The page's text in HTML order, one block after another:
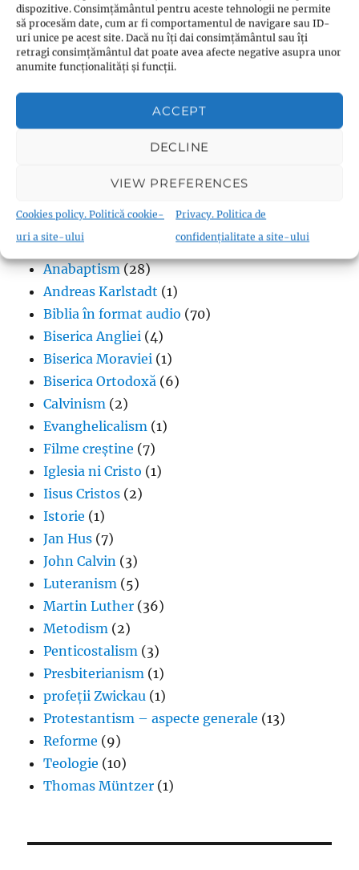
dispozitive. Consimțământul pentru aceste tehnologii ne permite
să procesăm date, cum ar fi comportamentul de navigare sau ID-
uri unice pe acest site. Dacă nu îți dai consimțământul sau îți
retragi consimțământul dat poate avea afecte negative asupra unor
anumite funcționalități și funcții.
ACCEPT
DECLINE
VIEW PREFERENCES
Cookies policy. Politică cookie-
uri a site-ului
Privacy. Politica de
confidențialitate a site-ului
Budismul în Japonia(1)
Interviuri cu Dalai Lama(1)
Meditația budistă(1)
Patriarhi Tiantai(1)
Termeni în budism(8)
Creștinism
Adventism
Anabaptism(28)
Andreas Karlstadt (1)
Biblia în format audio (70)
Biserica Angliei (4)
Biserica Moraviei (1)
Biserica Ortodoxă (6)
Calvinism (2)
Evanghelicalism (1)
Filme creștine (7)
Iglesia ni Cristo (1)
Iisus Cristos (2)
Istorie (1)
Jan Hus (7)
John Calvin (3)
Luteranism (5)
Martin Luther (36)
Metodism (2)
Penticostalism (3)
Presbiterianism (1)
profeții Zwickau (1)
Protestantism – aspecte generale (13)
Reforme (9)
Teologie (10)
Thomas Müntzer (1)